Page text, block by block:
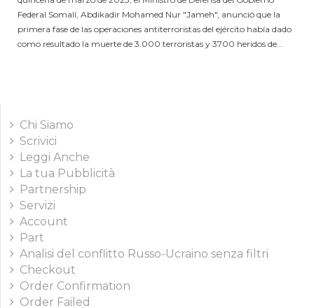
Federal Somalí, Abdikadir Mohamed Nur "Jameh", anunció que la
primera fase de las operaciones antiterroristas del ejército había dado
como resultado la muerte de 3.000 terroristas y 3700 heridos de...
Chi Siamo
Scrivici
Leggi Anche
La tua Pubblicità
Partnership
Servizi
Account
Part
Analisi del conflitto Russo-Ucraino senza filtri
Checkout
Order Confirmation
Order Failed